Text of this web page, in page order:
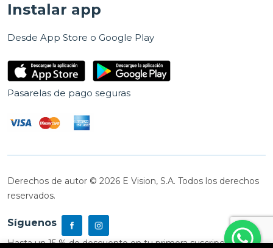
Instalar app
Desde App Store o Google Play
Pasarelas de pago seguras
Derechos de autor © 2026 E Vision, S.A. Todos los derechos
reservados.
Síguenos
Hasta un 15 % de descuento en tu primera suscripción